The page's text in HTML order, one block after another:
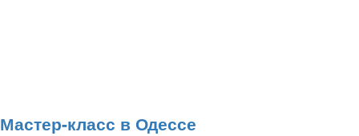
Мастер-класс в Одессе